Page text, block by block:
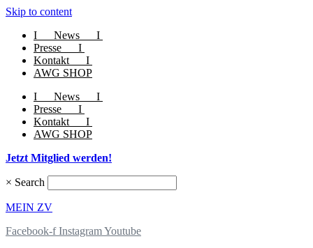
Skip to content
I News I
Presse I
Kontakt I
AWG SHOP
I News I
Presse I
Kontakt I
AWG SHOP
Jetzt Mitglied werden!
× Search
MEIN ZV
Facebook-f InstagramYoutube